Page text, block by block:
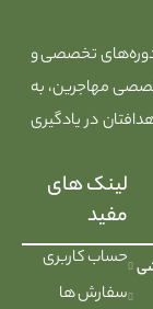
دوره‌های تخصصی و
مهاجرین، به
در یادگیری
لینک های
مفید
حساب کاربری
سفارش ها